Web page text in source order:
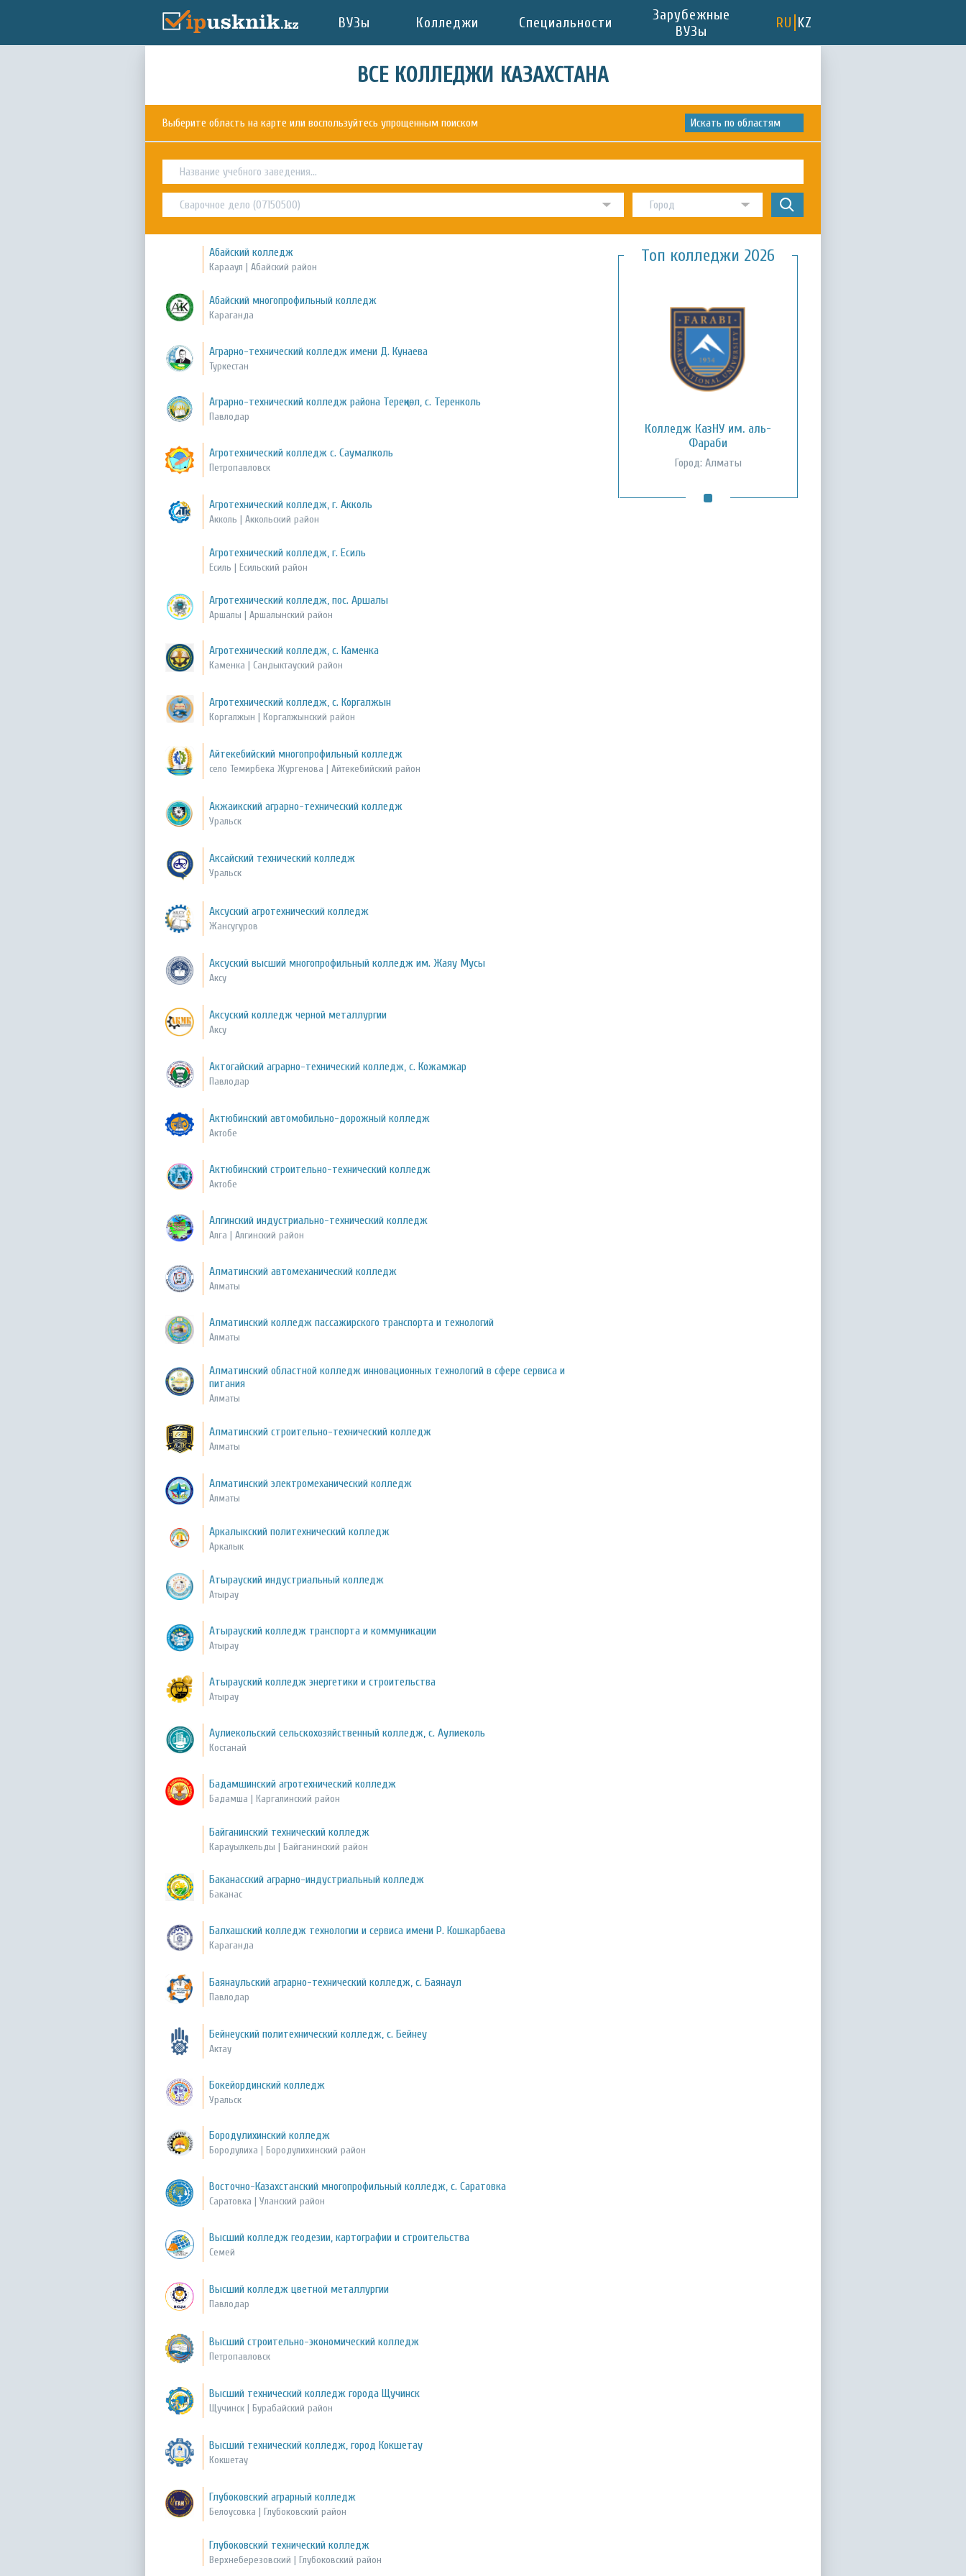
ВУЗы Колледжи Специальности
Зарубежные
ВУЗы
RU KZ
ВСЕ КОЛЛЕДЖИ КАЗАХСТАНА
Выберите область на карте или воспользуйтесь упрощенным поиском Искать по областям
Абайский колледж
Карааул | Абайский район
Абайский многопрофильный колледж
Караганда
Аграрно-технический колледж имени Д. Кунаева
Туркестан
Аграрно-технический колледж района Тереңкөл, с. Теренколь
Павлодар
Агротехнический колледж с. Саумалколь
Петропавловск
Агротехнический колледж, г. Акколь
Акколь | Аккольский район
Агротехнический колледж, г. Есиль
Есиль | Есильский район
Агротехнический колледж, пос. Аршалы
Аршалы | Аршалынский район
Агротехнический колледж, с. Каменка
Каменка | Сандыктауский район
Агротехнический колледж, с. Коргалжын
Коргалжын | Коргалжынский район
Айтекебийский многопрофильный колледж
село Темирбека Жургенова | Айтекебийский район
Акжаикский аграрно-технический колледж
Уральск
Аксайский технический колледж
Уральск
Аксуский агротехнический колледж
Жансугуров
Аксуский высший многопрофильный колледж им. Жаяу Мусы
Аксу
Аксуский колледж черной металлургии
Аксу
Актогайский аграрно-технический колледж, с. Кожамжар
Павлодар
Актюбинский автомобильно-дорожный колледж
Актобе
Актюбинский строительно-технический колледж
Актобе
Алгинский индустриально-технический колледж
Алга | Алгинский район
Алматинский автомеханический колледж
Алматы
Алматинский колледж пассажирского транспорта и технологий
Алматы
Алматинский областной колледж инновационных технологий в сфере сервиса и
питания
Алматы
Алматинский строительно-технический колледж
Алматы
Алматинский электромеханический колледж
Алматы
Аркалыкский политехнический колледж
Аркалык
Атырауский индустриальный колледж
Атырау
Атырауский колледж транспорта и коммуникации
Атырау
Атырауский колледж энергетики и строительства
Атырау
Аулиекольский сельскохозяйственный колледж, с. Аулиеколь
Костанай
Бадамшинский агротехнический колледж
Бадамша | Каргалинский район
Байганинский технический колледж
Карауылкельды | Байганинский район
Баканасский аграрно-индустриальный колледж
Баканас
Балхашский колледж технологии и сервиса имени Р. Кошкарбаева
Караганда
Баянаульский аграрно-технический колледж, с. Баянаул
Павлодар
Бейнеуский политехнический колледж, с. Бейнеу
Актау
Бокейординский колледж
Уральск
Бородулихинский колледж
Бородулиха | Бородулихинский район
Восточно-Казахстанский многопрофильный колледж, с. Саратовка
Саратовка | Уланский район
Высший колледж геодезии, картографии и строительства
Семей
Высший колледж цветной металлургии
Павлодар
Высший строительно-экономический колледж
Петропавловск
Высший технический колледж города Щучинск
Щучинск | Бурабайский район
Высший технический колледж, город Кокшетау
Кокшетау
Глубоковский аграрный колледж
Белоусовка | Глубоковский район
Глубоковский технический колледж
Верхнеберезовский | Глубоковский район
Топ колледжи 2026
Колледж КазНУ им. аль-
Фараби
Город: Алматы